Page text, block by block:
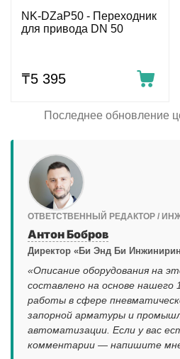
NK-DZaP50 - Переходник
для привода DN 50
₸5 395
Последнее обновление
ОТВЕТСТВЕННЫЙ РЕДАКТОР /
Антон Бобров
Директор «Би Энд Би
«Описание оборудования на
составлено на основе
работы в сфере
запорной арматуры и
автоматизации. Если у вас
комментарии — напишите мне